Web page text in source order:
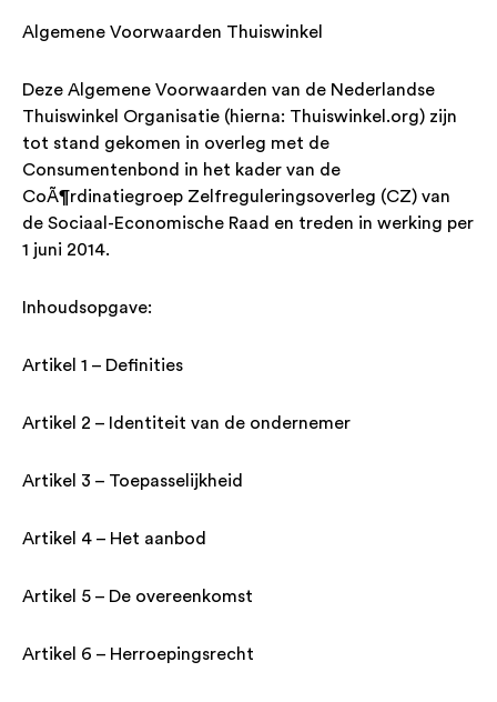
Algemene Voorwaarden Thuiswinkel
Deze Algemene Voorwaarden van de Nederlandse
Thuiswinkel Organisatie (hierna: Thuiswinkel.org) zijn
tot stand gekomen in overleg met de
Consumentenbond in het kader van de
CoÃ¶rdinatiegroep Zelfreguleringsoverleg (CZ) van
de Sociaal-Economische Raad en treden in werking per
1 juni 2014.
Inhoudsopgave:
Artikel 1 – Definities
Artikel 2 – Identiteit van de ondernemer
Artikel 3 – Toepasselijkheid
Artikel 4 – Het aanbod
Artikel 5 – De overeenkomst
Artikel 6 – Herroepingsrecht